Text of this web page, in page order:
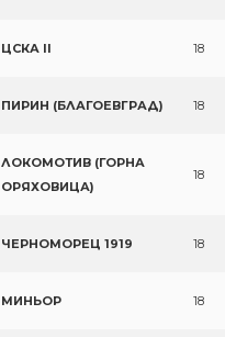
ЦСКА II 18
ПИРИН (БЛАГОЕВГРАД) 18
ЛОКОМОТИВ (ГОРНА
ОРЯХОВИЦА)
18
ЧЕРНОМОРЕЦ 1919 18
МИНЬОР 18